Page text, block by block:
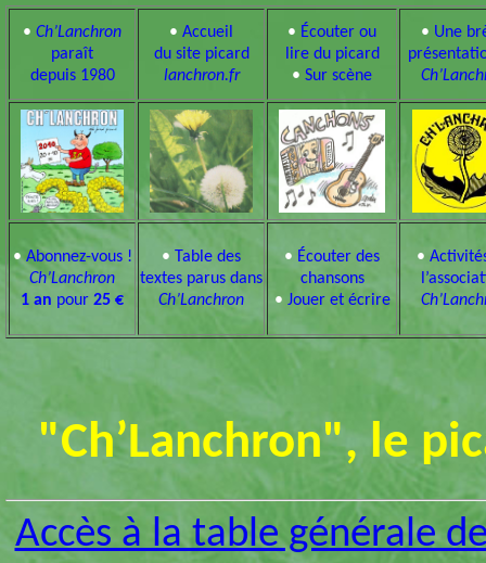
• Ch’Lanchron
paraît
depuis 1980
• Accueil
du site picard
lanchron.fr
• Écouter ou
lire du picard
• Sur scène
• Une
•Abonnez-vous !
Ch’Lanchron
1 an pour 25 €
•
Table des
textes parus dans
Ch’Lanchron
• Écouter des
chansons
• Jouer et écrire
•
"Ch’Lanchron", le
Accès à la table générale